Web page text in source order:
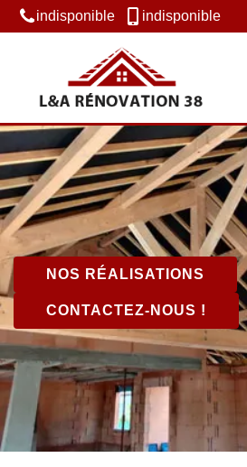
indisponible indisponible
NOS RÉALISATIONS
CONTACTEZ-NOUS !